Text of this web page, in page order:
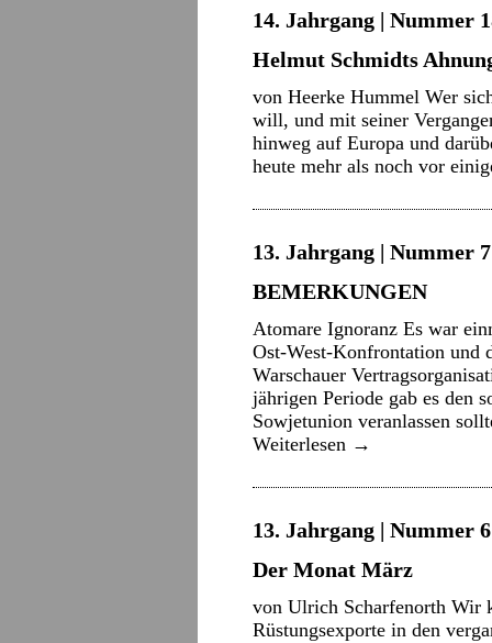
14. Jahrgang | Nummer
Helmut Schmidts
von Heerke Hummel Wer
will, und mit seiner
hinweg auf Europa und
heute mehr als noch vor
13. Jahrgang | Nummer
BEMERKUNGEN
Atomare Ignoranz Es war
Ost-West-Konfrontation und
Warschauer
jährigen Periode gab es den
Sowjetunion veranlassen
Weiterlesen →
13. Jahrgang | Nummer
Der Monat März
von Ulrich Scharfenorth Wir
Rüstungsexporte in den